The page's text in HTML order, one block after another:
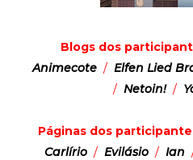
Blogs dos
Animecote / Elfen Lied
/Netoin!/
Páginas dos
Carlírio / Evilásio/ Ian